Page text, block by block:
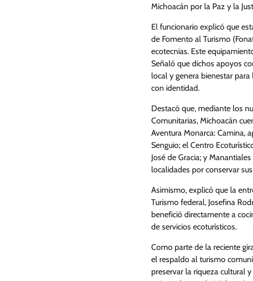
Michoacán por la Paz y la
El funcionario explicó que
de Fomento al Turismo
ecotecnias. Este
Señaló que dichos apoyos
local y genera bienestar
con identidad.
Destacó que, mediante los
Comunitarias, Michoacán
Aventura Monarca: Camina,
Senguio; el Centro
José de Gracia; y
localidades por conservar
Asimismo, explicó que la
Turismo federal, Josefina
benefició directamente a
de servicios ecoturísticos.
Como parte de la reciente
el respaldo al turismo
preservar la riqueza cultural